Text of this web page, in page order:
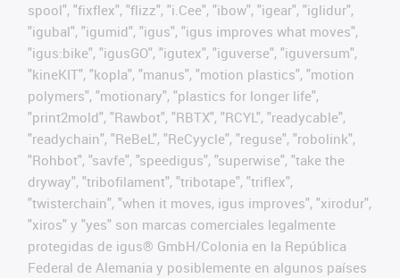
spool", "fixflex", "flizz", "i.Cee", "ibow", "igear", "iglidur",
"igubal", "igumid", "igus", "igus improves what moves",
"igus:bike", "igusGO", "igutex", "iguverse", "iguversum",
"kineKIT", "kopla", "manus", "motion plastics", "motion
polymers", "motionary", "plastics for longer life",
"print2mold", "Rawbot", "RBTX", "RCYL", "readycable",
"readychain", "ReBeL", "ReCyycle", "reguse", "robolink",
"Rohbot", "savfe", "speedigus", "superwise", "take the
dryway", "tribofilament", "tribotape", "triflex",
"twisterchain", "when it moves, igus improves", "xirodur",
"xiros" y "yes" son marcas comerciales legalmente
protegidas de igus® GmbH/Colonia en la República
Federal de Alemania y posiblemente en algunos países